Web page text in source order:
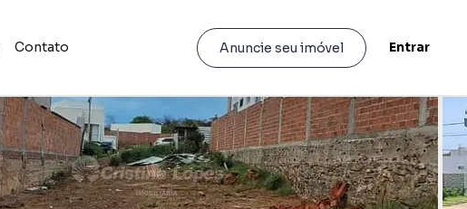
Contato Anuncie seu imóvel Entrar